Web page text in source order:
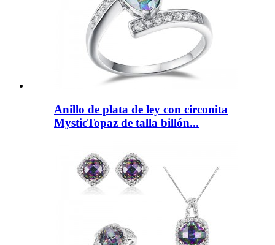
Anillo de plata de ley con circonita
MysticTopaz de talla billón...